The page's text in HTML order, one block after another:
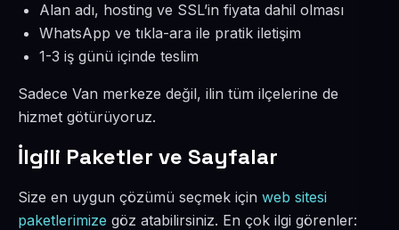
Alan adı, hosting ve SSL’in fiyata dahil olması
WhatsApp ve tıkla-ara ile pratik iletişim
1-3 iş günü içinde teslim
Sadece Van merkeze değil, ilin tüm ilçelerine de
hizmet götürüyoruz.
İlgili Paketler ve Sayfalar
Size en uygun çözümü seçmek için web sitesi
paketlerimize göz atabilirsiniz. En çok ilgi görenler: